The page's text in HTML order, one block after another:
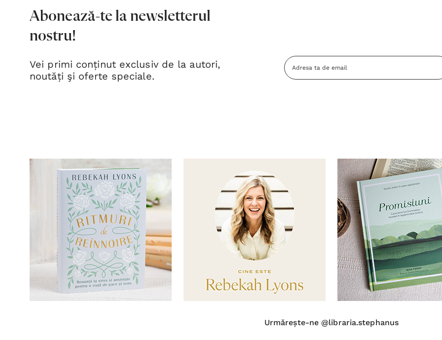
Abonează-te la newsletterul
nostru!
Vei primi conținut exclusiv de la autori,
noutăți şi oferte speciale.
Adresa
Email
Urmărește-ne @libraria.stephanus